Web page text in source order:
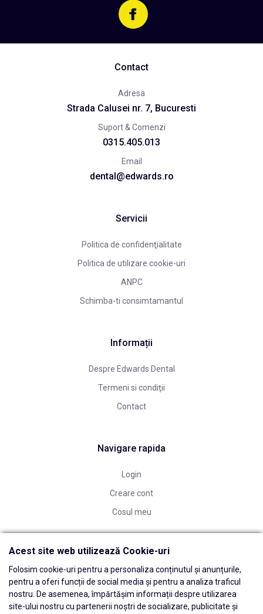
Contact
Adresa
Strada Calusei nr. 7, Bucuresti
Suport & Comenzi
0315.405.013
Email
dental@edwards.ro
Servicii
Politica de confidenţialitate
Politica de utilizare cookie-uri
ANPC
Schimba-ti consimtamantul
Informații
Despre Edwards Dental
Termeni si condiţii
Contact
Navigare rapida
Login
Creare cont
Cosul meu
Acest site web utilizează Cookie-uri
Folosim cookie-uri pentru a personaliza conținutul și anunțurile,
pentru a oferi funcții de social media și pentru a analiza traficul
nostru. De asemenea, împărtășim informații despre utilizarea
site-ului nostru cu partenerii noștri de socializare, publicitate și